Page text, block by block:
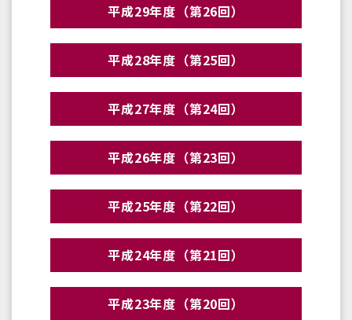
平成29年度（第26回）
平成28年度（第25回）
平成27年度（第24回）
平成26年度（第23回）
平成25年度（第22回）
平成24年度（第21回）
平成23年度（第20回）